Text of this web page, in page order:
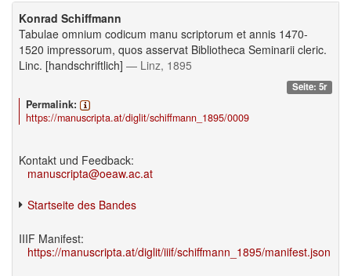
Konrad Schiffmann
Tabulae omnium codicum manu scriptorum et annis 1470-
1520 impressorum, quos asservat Bibliotheca Seminarii cleric.
Linc. [handschriftlich] — Linz, 1895
Seite: 5r
Permalink:
https://manuscripta.at/diglit/schiffmann_1895/0009
Kontakt und Feedback:
manuscripta@oeaw.ac.at
Startseite des Bandes
IIIF Manifest:
https://manuscripta.at/diglit/iiif/schiffmann_1895/manifest.json